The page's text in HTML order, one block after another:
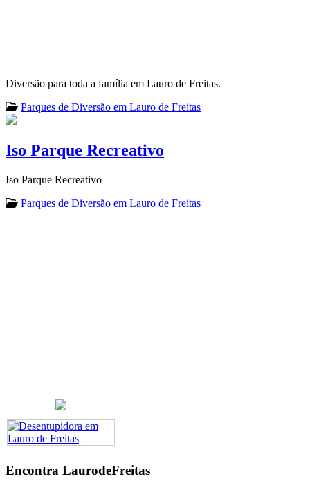
Diversão para toda a família em Lauro de Freitas.
Parques de Diversão em Lauro de Freitas
Iso Parque Recreativo
Iso Parque Recreativo
Parques de Diversão em Lauro de Freitas
Encontra LaurodeFreitas